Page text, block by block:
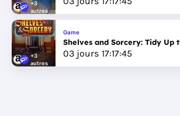
+3
autres
+3
autres
Game
Shelves and Sorcery: Tidy Up
03 jours 17:17:44